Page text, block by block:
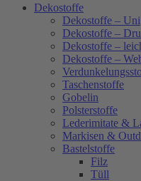
Dekostoffe
Dekostoffe – Uni
Dekostoffe –
Dekostoffe –
Dekostoffe –
Taschenstoffe
Gobelin
Polsterstoffe
Lederimitate &
Markisen &
Bastelstoffe
Filz
Tüll